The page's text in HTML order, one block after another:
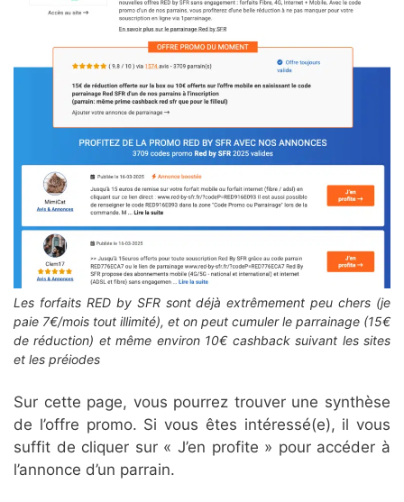
Les forfaits RED by SFR sont déjà extrêmement peu chers (je
paie 7€/mois tout illimité), et on peut cumuler le parrainage (15€
de réduction) et même environ 10€ cashback suivant les sites
et les préiodes
Sur cette page, vous pourrez trouver une synthèse
de l’offre promo. Si vous êtes intéressé(e), il vous
suffit de cliquer sur « J’en profite » pour accéder à
l’annonce d’un parrain.